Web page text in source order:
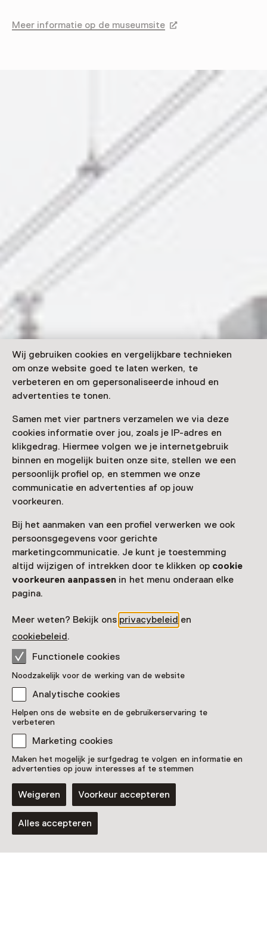
Wij gebruiken cookies en vergelijkbare technieken
om onze website goed te laten werken, te
verbeteren en om gepersonaliseerde inhoud en
advertenties te tonen.
Samen met vier partners verzamelen we via deze
cookies informatie over jou, zoals je IP-adres en
klikgedrag. Hiermee volgen we je internetgebruik
binnen en mogelijk buiten onze site, stellen we een
persoonlijk profiel op, en stemmen we onze
communicatie en advertenties af op jouw
voorkeuren.
Bij het aanmaken van een profiel verwerken we ook
persoonsgegevens voor gerichte
marketingcommunicatie. Je kunt je toestemming
altijd wijzigen of intrekken door te klikken op cookie
voorkeuren aanpassen in het menu onderaan elke
pagina.
Meer weten? Bekijk ons privacybeleid en
cookiebeleid.
Functionele cookies
Noodzakelijk voor de werking van de website
Analytische cookies
Helpen ons de website en de gebruikerservaring te
verbeteren
Marketing cookies
Maken het mogelijk je surfgedrag te volgen en informatie en
advertenties op jouw interesses af te stemmen
Weigeren Voorkeur accepteren
Alles accepteren
Meer informatie op de museumsiteOpent in een nieuw